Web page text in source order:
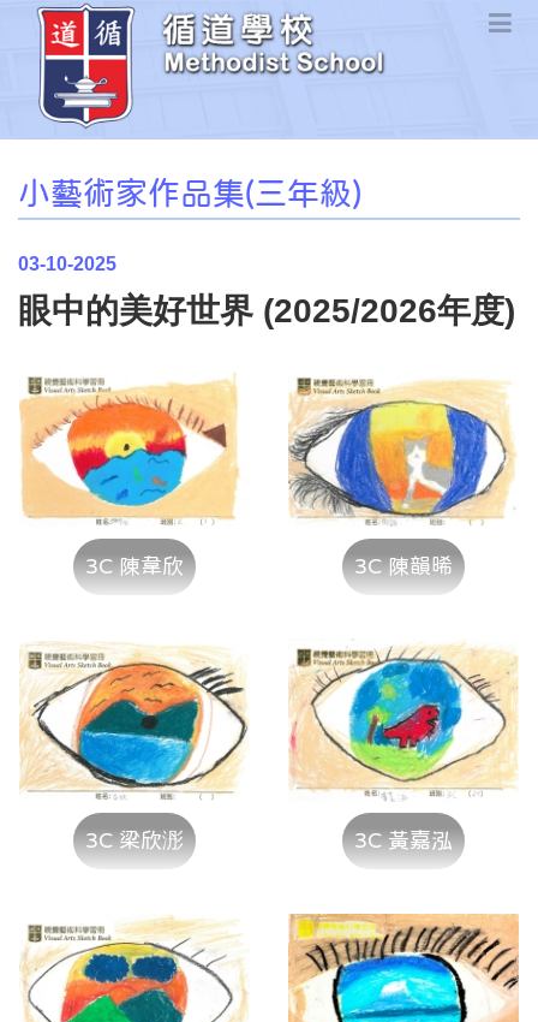
小藝術家作品集(三年級)
03-10-2025
眼中的美好世界 (2025/2026年度)
3C 陳韋欣 3C 陳韻晞
3C 梁欣浵 3C 黃嘉泓